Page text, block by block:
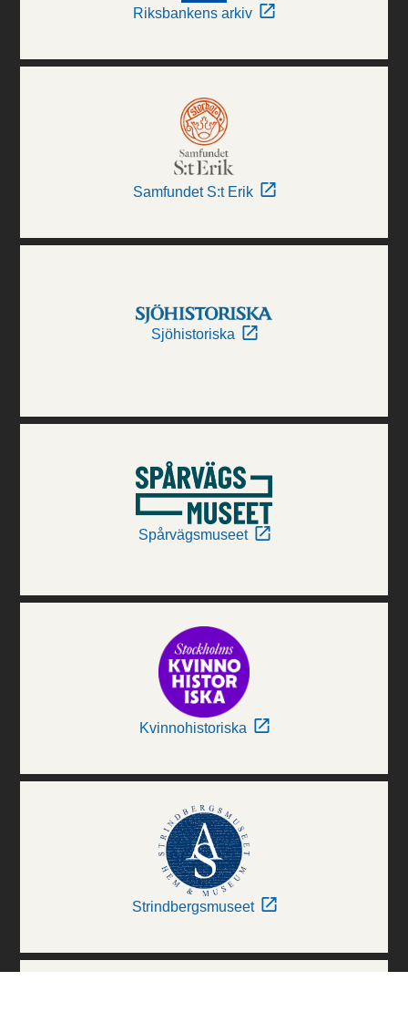
Riksbankens arkiv
Samfundet S:t Erik
Sjöhistoriska
Spårvägsmuseet
Kvinnohistoriska
Strindbergsmuseet